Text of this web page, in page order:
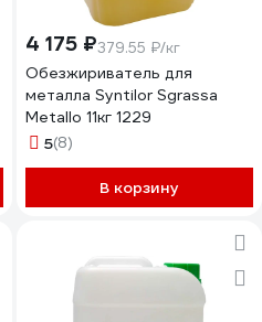
4 175 ₽379.55 ₽/кг
Обезжириватель для
металла Syntilor Sgrassa
Metallo 11кг 1229
5(8)
В корзину